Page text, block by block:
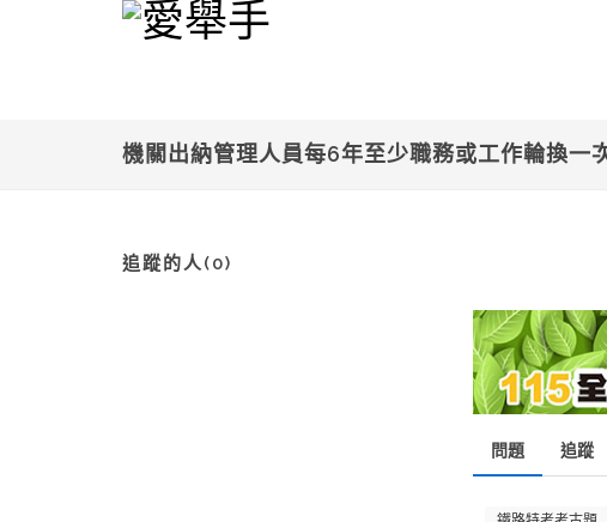
機關出納管理人員每6年至少職務或工作輪換
追蹤的人(0)
問題 追蹤